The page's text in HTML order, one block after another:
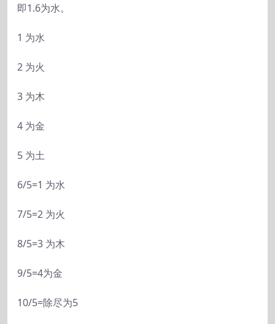
即1.6为水。
1 为水
2 为火
3 为木
4 为金
5 为土
6/5=1 为水
7/5=2 为火
8/5=3 为木
9/5=4为金
10/5=除尽为5